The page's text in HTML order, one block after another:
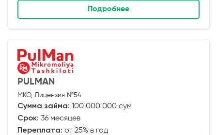
Подробнее
PULMAN
МКО, Лицензия №54
Сумма займа: 100 000 000 сум
Срок: 36 месяцев
Переплата: от 25% в год